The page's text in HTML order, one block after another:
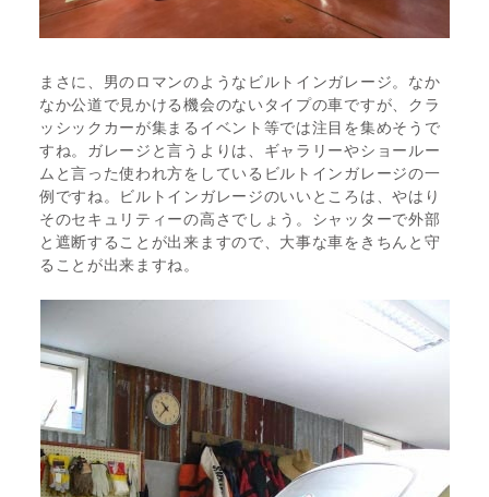
まさに、男のロマンのようなビルトインガレージ。なか
なか公道で見かける機会のないタイプの車ですが、クラ
ッシックカーが集まるイベント等では注目を集めそうで
すね。ガレージと言うよりは、ギャラリーやショールー
ムと言った使われ方をしているビルトインガレージの一
例ですね。ビルトインガレージのいいところは、やはり
そのセキュリティーの高さでしょう。シャッターで外部
と遮断することが出来ますので、大事な車をきちんと守
ることが出来ますね。